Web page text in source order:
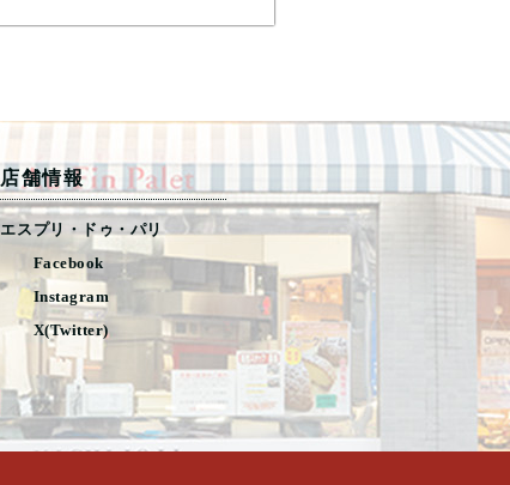
店舗情報
エスプリ・ドゥ・パリ
Facebook
Instagram
X(Twitter)